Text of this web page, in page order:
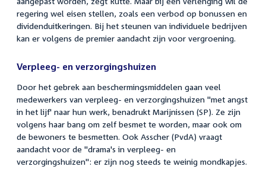
regering wel eisen stellen, zoals een verbod op bonussen en
dividenduitkeringen. Bij het steunen van individuele bedrijven
kan er volgens de premier aandacht zijn voor vergroening.
Verpleeg- en verzorgingshuizen
Door het gebrek aan beschermingsmiddelen gaan veel
medewerkers van verpleeg- en verzorgingshuizen "met angst
in het lijf' naar hun werk, benadrukt Marijnissen (SP). Ze zijn
volgens haar bang om zelf besmet te worden, maar ook om
de bewoners te besmetten. Ook Asscher (PvdA) vraagt
aandacht voor de "drama's in verpleeg- en
verzorgingshuizen": er zijn nog steeds te weinig mondkapjes.